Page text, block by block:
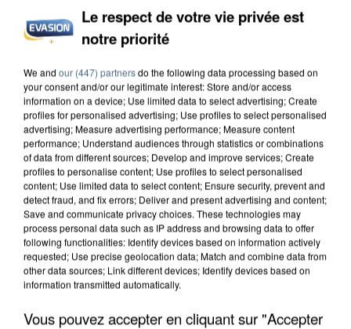
DE SOLIDARITÉ AVEC LES...
Le respect de votre vie privée est
notre priorité
We and our (447) partnersdo the following data processing based on
your consent and/or our legitimate interest: Store and/or access
information on a device; Use limited data to select advertising; Create
profiles for personalised advertising; Use profiles to select personalised
advertising; Measure advertising performance; Measure content
performance; Understand audiences through statistics or combinations
of data from different sources; Develop and improve services; Create
profiles to personalise content; Use profiles to select personalised
content; Use limited data to select content; Ensure security, prevent and
detect fraud, and fix errors; Deliver and present advertising and content;
Save and communicate privacy choices. These technologies may
process personal data such as IP address and browsing data to offer
following functionalities: Identify devices based on information actively
requested; Use precise geolocation data; Match and combine data from
other data sources; Link different devices; Identify devices based on
information transmitted automatically.
Vous pouvez accepter en cliquant sur "Accepter